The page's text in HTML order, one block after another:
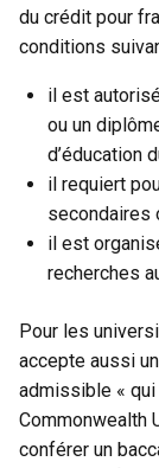
du crédit pour
conditions
il est
ou un
d’éducation
il requiert
secondaires
il est
recherches
Pour les
accepte aussi
admissible «
Commonwealth
conférer un